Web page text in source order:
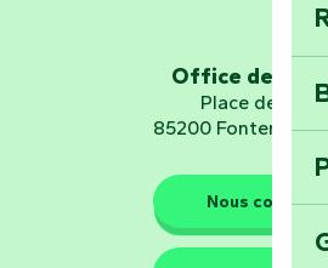
Office de
Place de
85200 Fontenay-
Nous